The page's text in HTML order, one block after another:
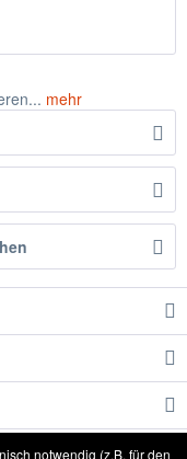
mehr
notwendig (z.B. für den